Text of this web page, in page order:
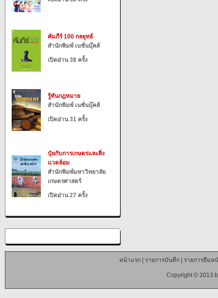
คัมภีร์ 100 กลยุทธ์
สำนักพิมพ์ เนชั่นบุ๊คส์
เปิดอ่าน 38 ครั้ง
รู้ทันกฎหมาย
สำนักพิมพ์ เนชั่นบุ๊คส์
เปิดอ่าน 31 ครั้ง
ปุ๋ยกับการเกษตรและสิ่ง
แวดล้อม
สำนักพิมพ์มหาวิทยาลัย
เกษตรศาสตร์
เปิดอ่าน 27 ครั้ง
หน้าแรก| รายการบันทึก| รายการยืมห
Copyright © 2013